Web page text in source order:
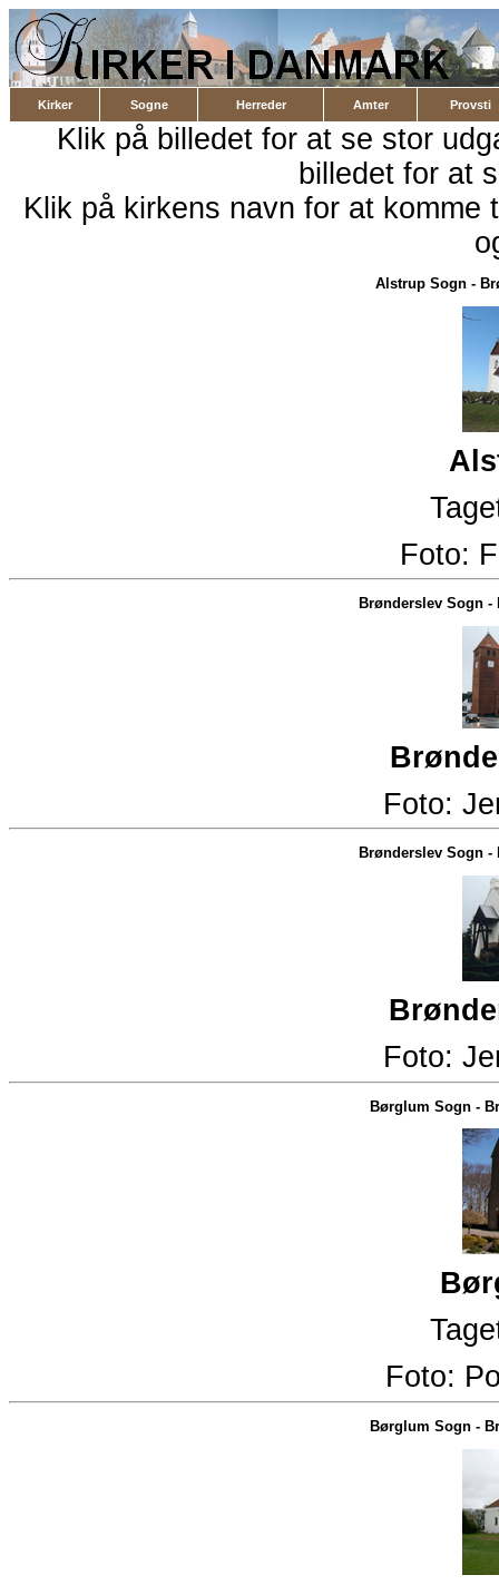
Kirker Sogne Herreder Amter Provsti
Klik på billedet for at se stor
billedet for at
Klik på kirkens navn for at
Alstrup Sogn-
Foto:
Brønderslev Sogn-
Foto:
Brønderslev Sogn-
Foto:
Børglum Sogn -
Foto:
Børglum Sogn -